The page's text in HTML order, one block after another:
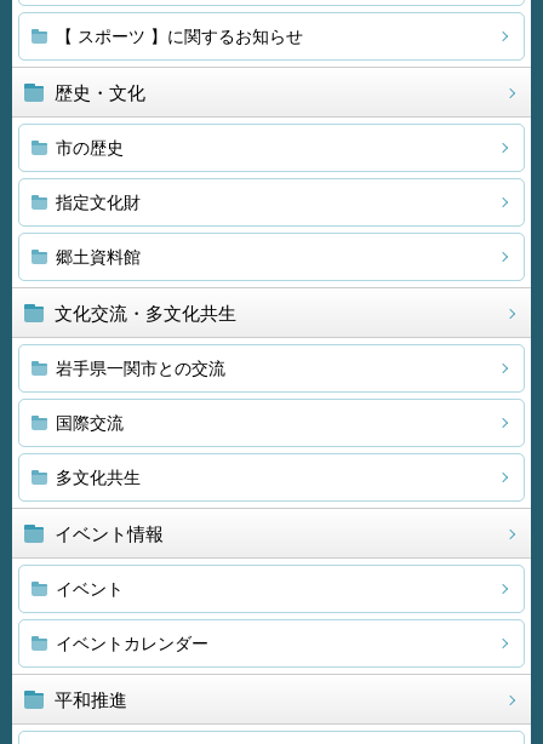
【 スポーツ 】に関するお知らせ
歴史・文化
市の歴史
指定文化財
郷土資料館
文化交流・多文化共生
岩手県一関市との交流
国際交流
多文化共生
イベント情報
イベント
イベントカレンダー
平和推進